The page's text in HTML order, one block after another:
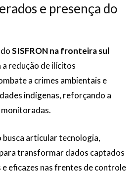
e presença do
SISFRON na fronteira sul
redução de ilícitos
a crimes ambientais e
indígenas, reforçando a
monitoradas.
busca articular tecnologia,
transformar dados captados
e eficazes nas frentes de controle